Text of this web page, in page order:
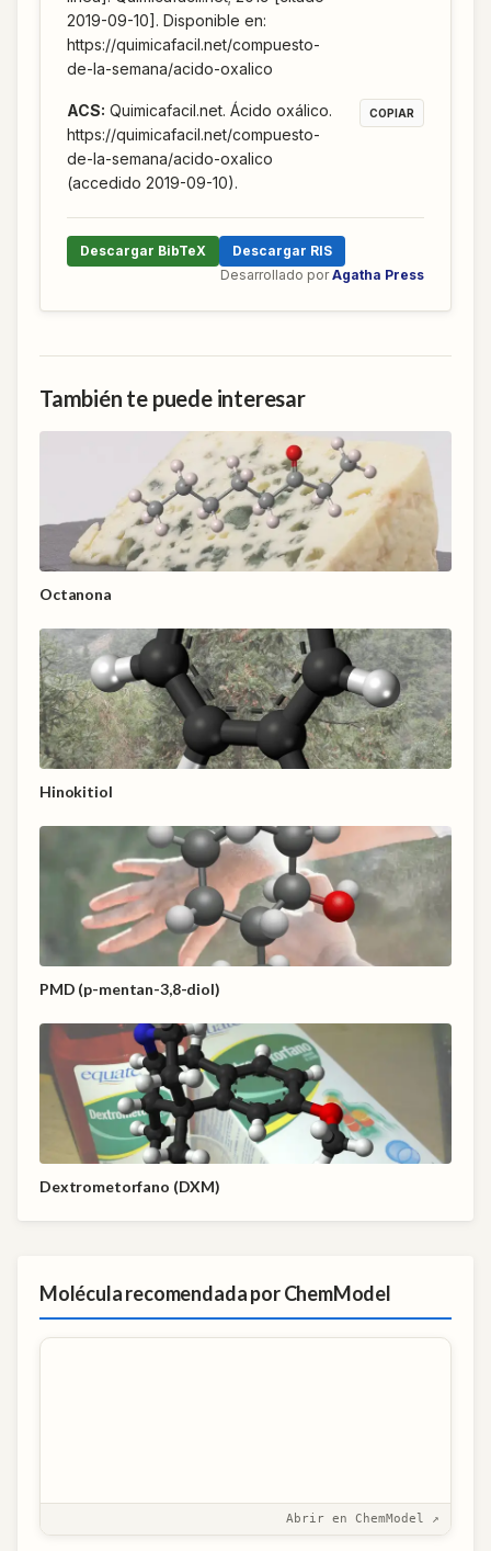
2019-09-10]. Disponible en:
https://quimicafacil.net/compuesto-
de-la-semana/acido-oxalico
ACS: Quimicafacil.net. Ácido oxálico.
https://quimicafacil.net/compuesto-
de-la-semana/acido-oxalico
(accedido 2019-09-10).
COPIAR
Descargar BibTeX
Descargar RIS
Desarrollado por Agatha Press
También te puede interesar
Octanona
Hinokitiol
PMD (p-mentan-3,8-diol)
Dextrometorfano (DXM)
Molécula recomendada por ChemModel
Abrir en ChemModel ↗